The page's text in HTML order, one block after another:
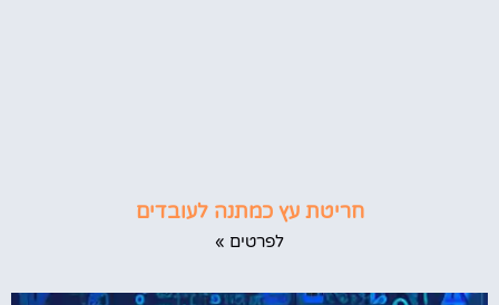
חריטת עץ כמתנה לעובדים
לפרטים »